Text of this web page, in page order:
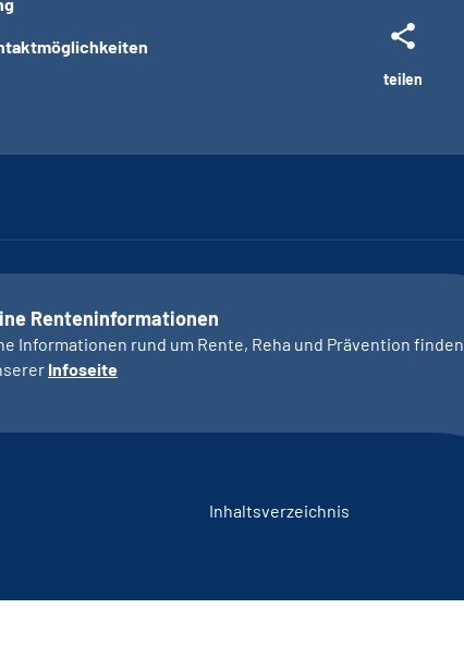
teilen
Renteninformationen
Informationen rund um Rente, Reha und Prävention finden
Infoseite
Inhaltsverzeichnis